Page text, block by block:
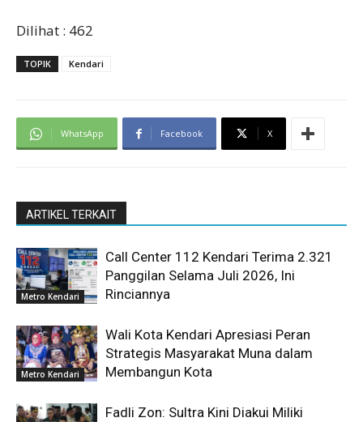
Dilihat : 462
TOPIK Kendari
WhatsApp Facebook X
ARTIKEL TERKAIT
Metro Kendari
Call Center 112 Kendari Terima 2.321
Panggilan Selama Juli 2026, Ini
Rinciannya
Metro Kendari
Wali Kota Kendari Apresiasi Peran
Strategis Masyarakat Muna dalam
Membangun Kota
Fadli Zon: Sultra Kini Diakui Miliki